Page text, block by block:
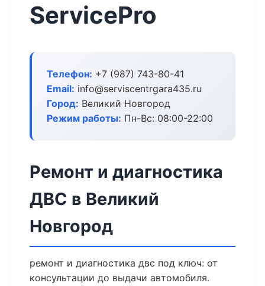
ServicePro
Телефон: +7 (987) 743-80-41
Email: info@serviscentrgara435.ru
Город: Великий Новгород
Режим работы: Пн-Вс: 08:00-22:00
Ремонт и диагностика
ДВС в Великий
Новгород
ремонт и диагностика двс под ключ: от
консультации до выдачи автомобиля.